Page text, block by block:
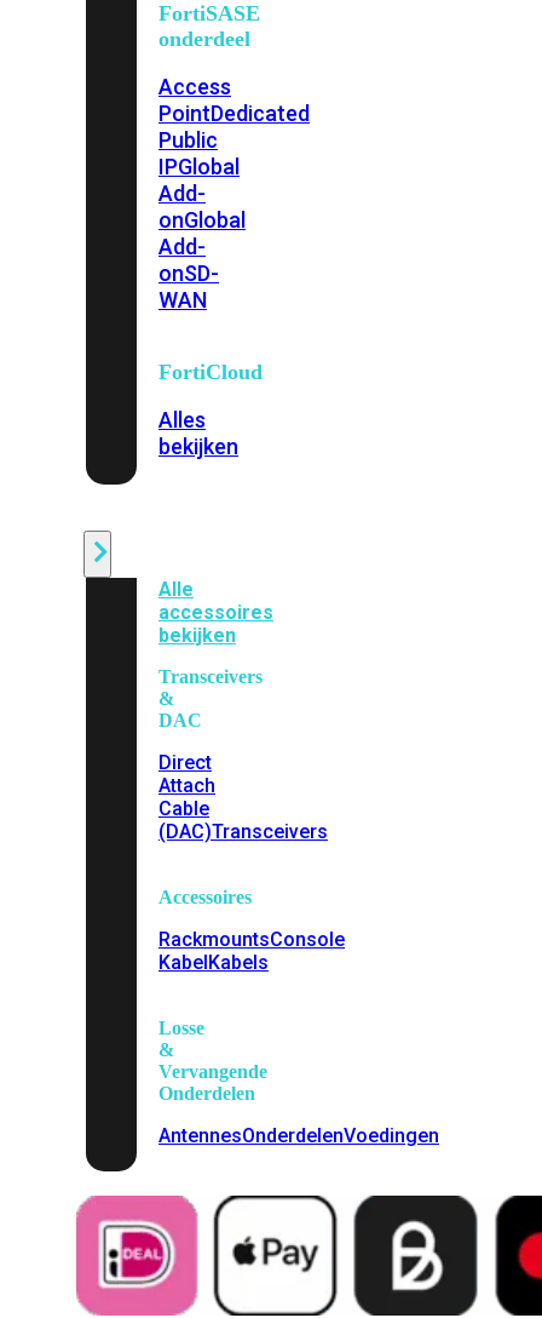
FortiSASE
onderdeel
Access
PointDedicated
Public
IPGlobal
Add-
onGlobal
Add-
onSD-
WAN
FortiCloud
Alles
bekijken
Alle
accessoires
bekijken
Transceivers
&
DAC
Direct
Attach
Cable
(DAC)Transceivers
Accessoires
RackmountsConsole
KabelKabels
Losse
&
Vervangende
Onderdelen
AntennesOnderdelenVoedingen